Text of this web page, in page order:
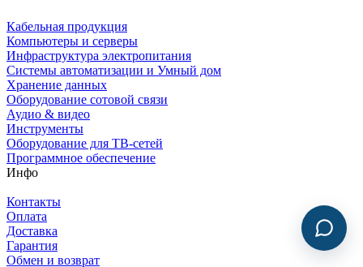
Кабельная продукция
Компьютеры и серверы
Инфраструктура электропитания
Системы автоматизации и Умный дом
Хранение данных
Оборудование сотовой связи
Аудио & видео
Инструменты
Оборудование для ТВ-сетей
Программное обеспечение
Инфо
Контакты
Оплата
Доставка
Гарантия
Обмен и возврат